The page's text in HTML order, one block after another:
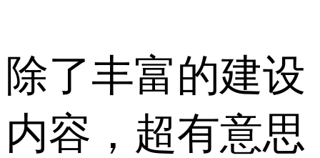
除了丰富的建设
内容，超有意思